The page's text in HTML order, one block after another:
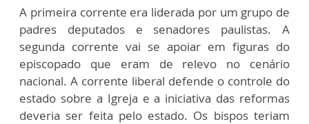
A primeira corrente era liderada por um grupo de
padres deputados e senadores paulistas. A
segunda corrente vai se apoiar em figuras do
episcopado que eram de relevo no cenário
nacional. A corrente liberal defende o controle do
estado sobre a Igreja e a iniciativa das reformas
deveria ser feita pelo estado. Os bispos teriam